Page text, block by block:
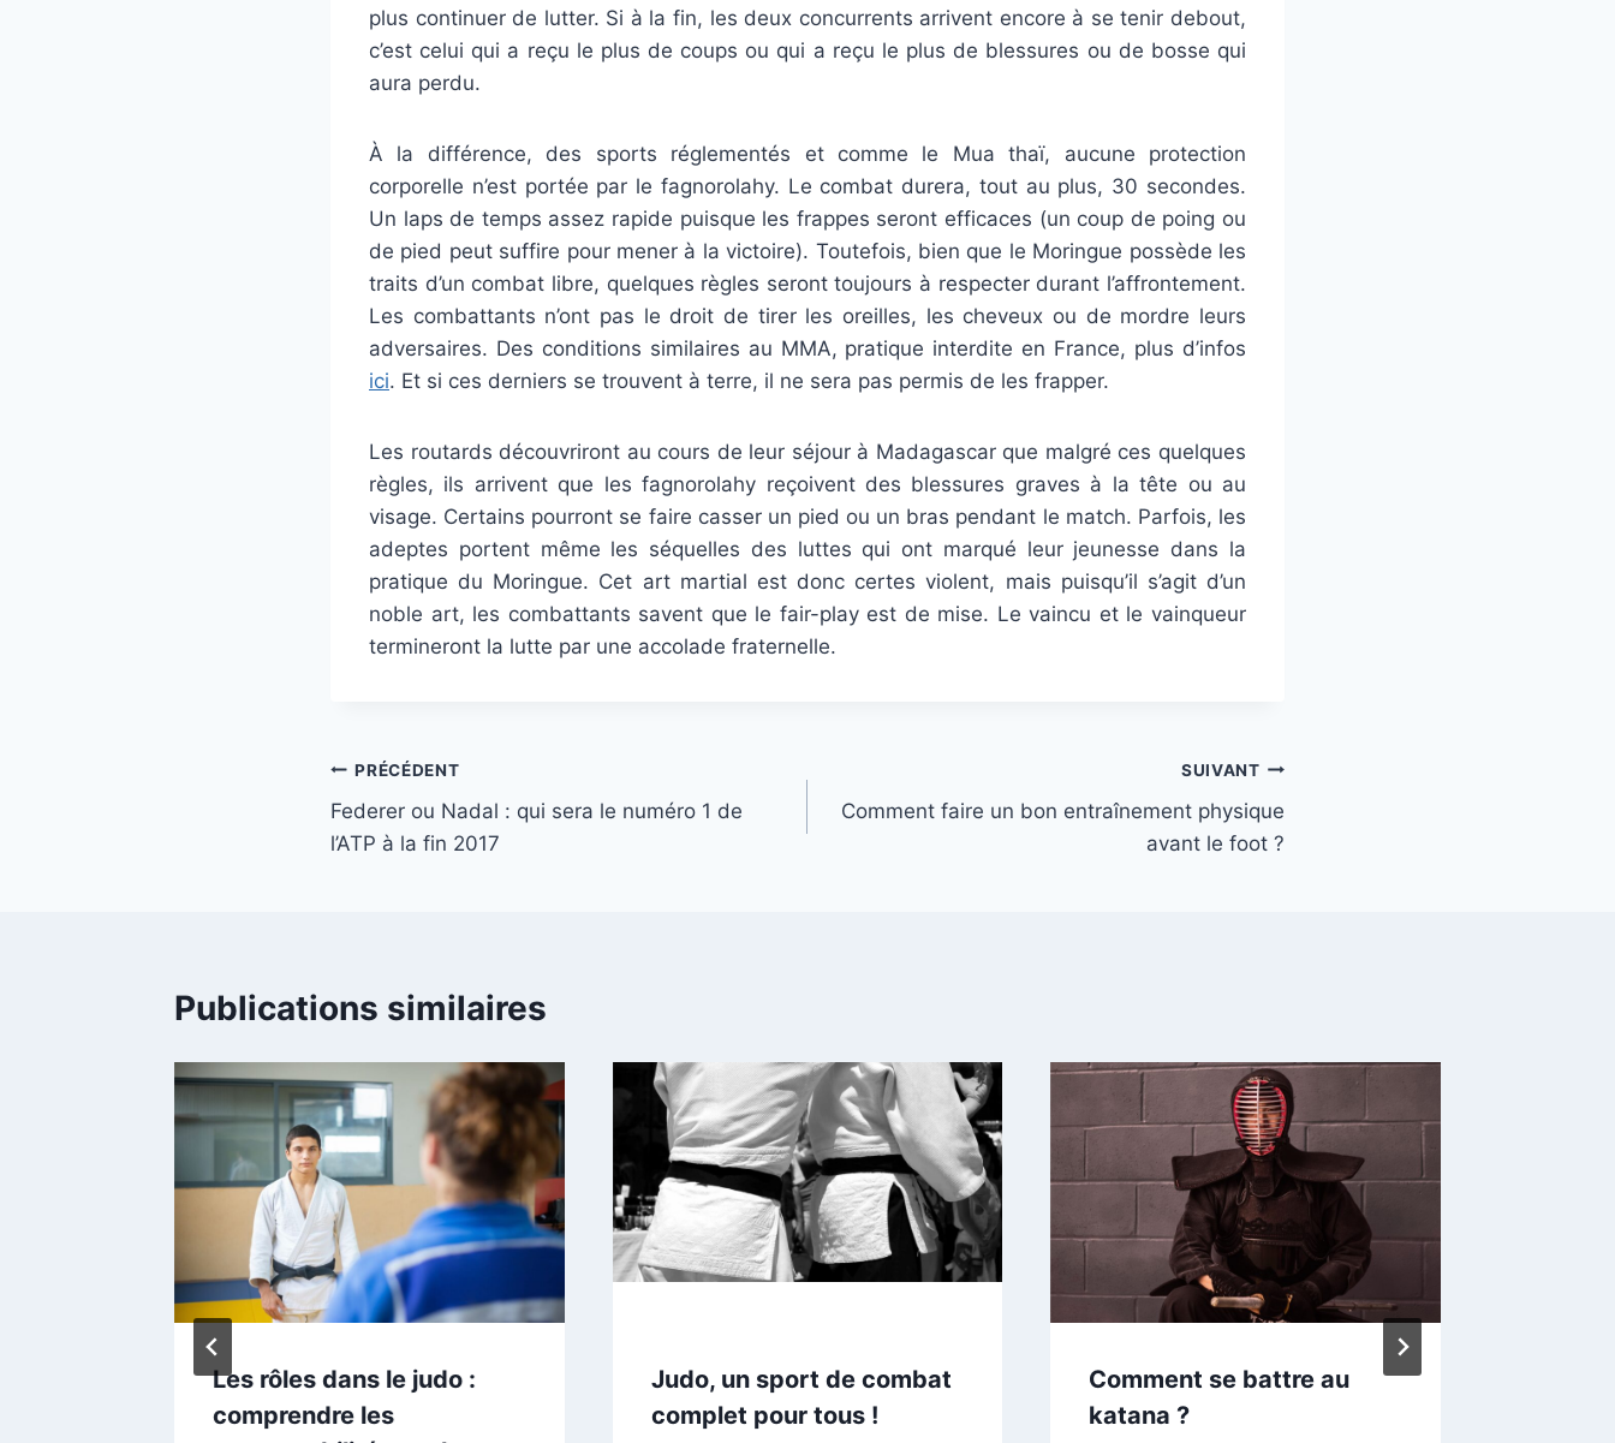
plus continuer de lutter. Si à la fin, les deux concurrents arrivent encore à se tenir debout,
c’est celui qui a reçu le plus de coups ou qui a reçu le plus de blessures ou de bosse qui
aura perdu.
À la différence, des sports réglementés et comme le Mua thaï, aucune protection
corporelle n’est portée par le fagnorolahy. Le combat durera, tout au plus, 30 secondes.
Un laps de temps assez rapide puisque les frappes seront efficaces (un coup de poing ou
de pied peut suffire pour mener à la victoire). Toutefois, bien que le Moringue possède les
traits d’un combat libre, quelques règles seront toujours à respecter durant l’affrontement.
Les combattants n’ont pas le droit de tirer les oreilles, les cheveux ou de mordre leurs
adversaires. Des conditions similaires au MMA, pratique interdite en France, plus d’infos
ici. Et si ces derniers se trouvent à terre, il ne sera pas permis de les frapper.
Les routards découvriront au cours de leur séjour à Madagascar que malgré ces quelques
règles, ils arrivent que les fagnorolahy reçoivent des blessures graves à la tête ou au
visage. Certains pourront se faire casser un pied ou un bras pendant le match. Parfois, les
adeptes portent même les séquelles des luttes qui ont marqué leur jeunesse dans la
pratique du Moringue. Cet art martial est donc certes violent, mais puisqu’il s’agit d’un
noble art, les combattants savent que le fair-play est de mise. Le vaincu et le vainqueur
termineront la lutte par une accolade fraternelle.
Navigation
de
PRÉCÉDENT
Federer ou Nadal : qui sera le numéro 1 de
l’ATP à la fin 2017
SUIVANT
Comment faire un bon entraînement physique
avant le foot ?
Publications similaires
Les rôles dans le judo :
comprendre les
Judo, un sport de combat
complet pour tous !
Comment se battre au
katana ?